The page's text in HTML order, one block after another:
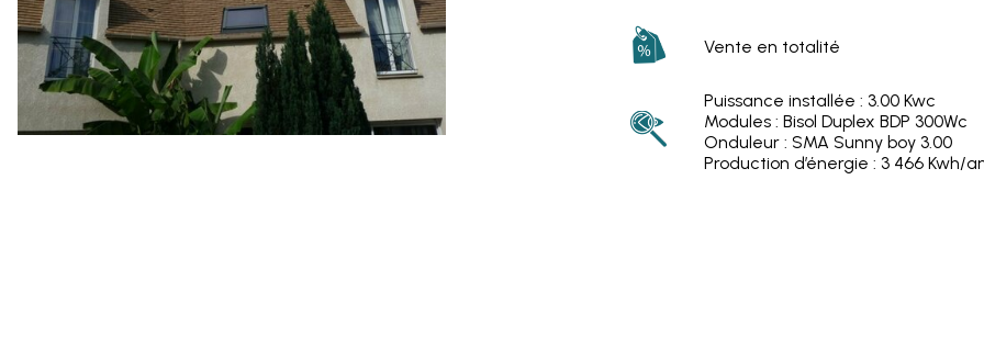
Vente en totalité
Puissance installée : 3.00 Kwc
Modules : Bisol Duplex BDP 300Wc
Onduleur : SMA Sunny boy 3.00
Production d’énergie : 3 466 Kwh/